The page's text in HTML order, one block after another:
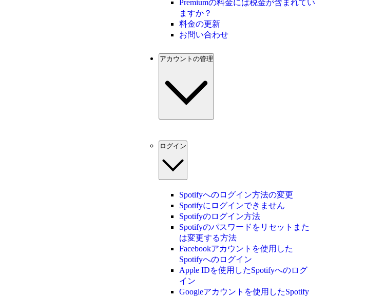
Premiumの料金には税金が含まれてい
ますか？
料金の更新
お問い合わせ
アカウントの管理
ログイン
Spotifyへのログイン方法の変更
Spotifyにログインできません
Spotifyのログイン方法
Spotifyのパスワードをリセットまた
は変更する方法
Facebookアカウントを使用した
Spotifyへのログイン
Apple IDを使用したSpotifyへのログ
イン
Googleアカウントを使用したSpotify